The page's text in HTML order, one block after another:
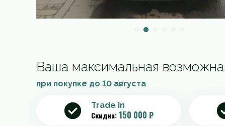
Ваша максимальная
при покупке до 10 августа
Trade in
Скидка: 150 000 ₽